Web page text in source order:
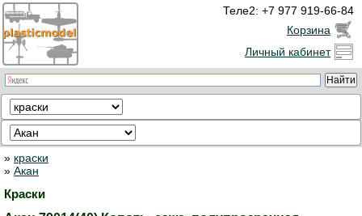
Теле2: +7 977 919-66-84
Корзина
Личный кабинет
» краски
» Акан
Краски